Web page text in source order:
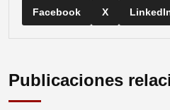
Facebook X
Publicaciones